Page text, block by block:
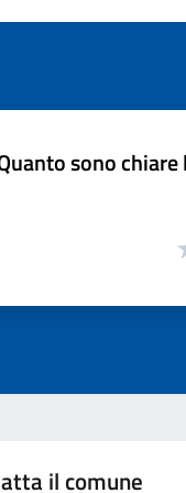
sono
il comune